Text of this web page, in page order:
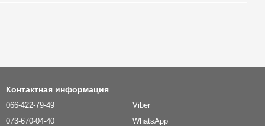
Контактная информация
066-422-79-49
073-670-04-40
Viber
WhatsApp